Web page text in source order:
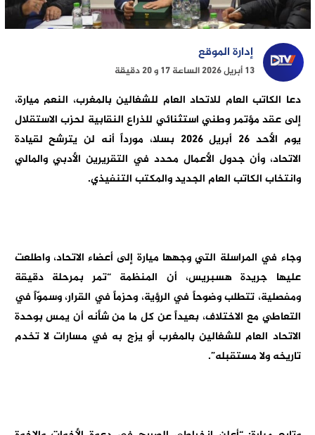
إدارة الموقع
13 أبريل 2026 الساعة 17 و 20 دقيقة
دعا الكاتب العام للاتحاد العام للشغالين بالمغرب، النعم ميارة،
إلى عقد مؤتمر وطني استثنائي للذراع النقابية لحزب الاستقلال
يوم الأحد 26 أبريل 2026 بسلا، مورداً أنه لن يترشح لقيادة
الاتحاد، وأن جدول الأعمال محدد في التقريرين الأدبي والمالي
وانتخاب الكاتب العام الجديد والمكتب التنفيذي.
وجاء في المراسلة التي وجهها ميارة إلى أعضاء الاتحاد، واطلعت
عليها جريدة هسبريس، أن المنظمة “تمر بمرحلة دقيقة
ومفصلية، تتطلب وضوحاً في الرؤية، وحزماً في القرار، وسموّاً في
التعاطي مع الاختلاف، بعيداً عن كل ما من شأنه أن يمس بوحدة
الاتحاد العام للشغالين بالمغرب أو يزج به في مسارات لا تخدم
تاريخه ولا مستقبله”.